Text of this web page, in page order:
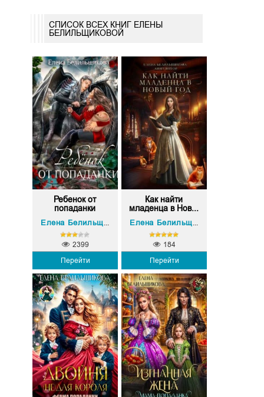
СПИСОК ВСЕХ КНИГ ЕЛЕНЫ
БЕЛИЛЬЩИКОВОЙ
Ребенок от
попаданки
Перейти
2399
Как найти
младенца в Нов...
Перейти
184